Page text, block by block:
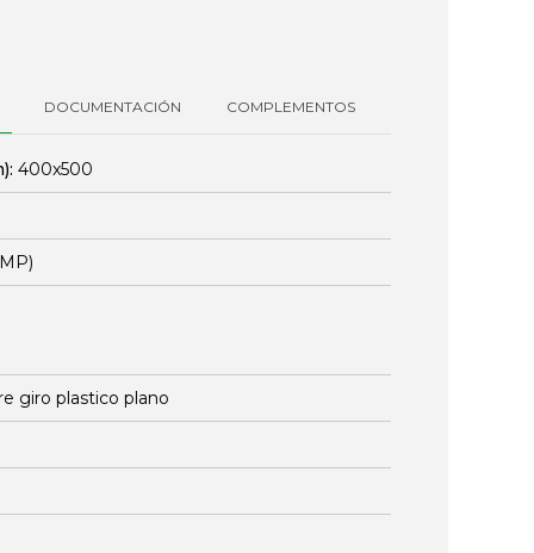
DOCUMENTACIÓN COMPLEMENTOS
400x500
giro plastico plano